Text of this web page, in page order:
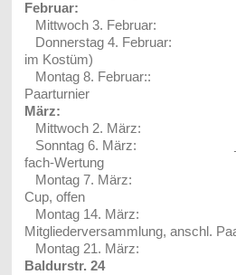
Februar:
Mittwoch 3. Februar:
Donnerstag 4. Februar:
im Kostüm)
Montag 8. Februar::
Paarturnier
März:
Mittwoch 2. März:
Sonntag 6. März:
fach-Wertung
Montag 7. März:
Cup, offen
Montag 14. März:
Mitgliederversammlung, anschl.
Montag 21. März:
Baldurstr. 24